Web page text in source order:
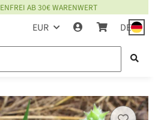
BEI BESTELLUNG MIT KUNDENKONTO
EUR DE